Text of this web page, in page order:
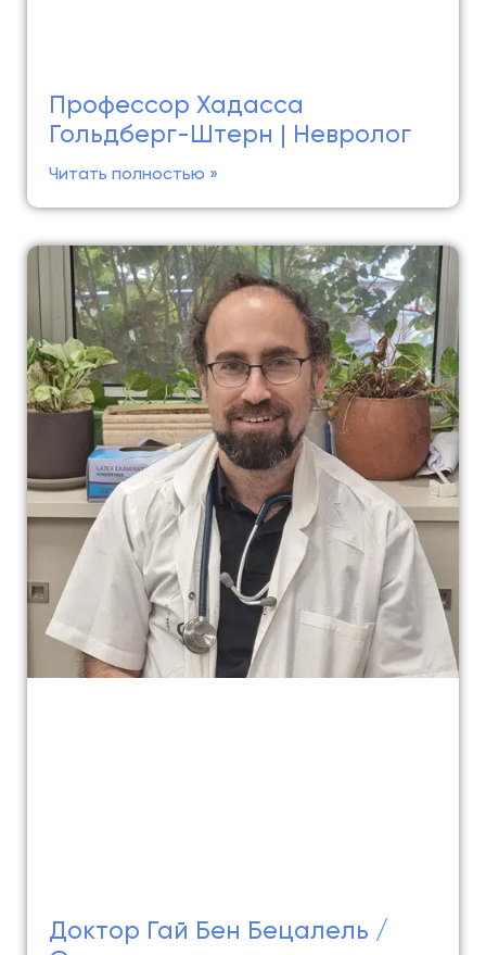
Профессор Хадасса
Гольдберг-Штерн | Невролог
Читать полностью »
Доктор Гай Бен Бецалель /